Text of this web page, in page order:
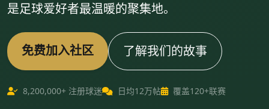
是足球爱好者最温暖的聚集地。
免费加入社区 了解我们的故事
8,200,000+ 注册球迷 日均12万帖 覆盖120+联赛